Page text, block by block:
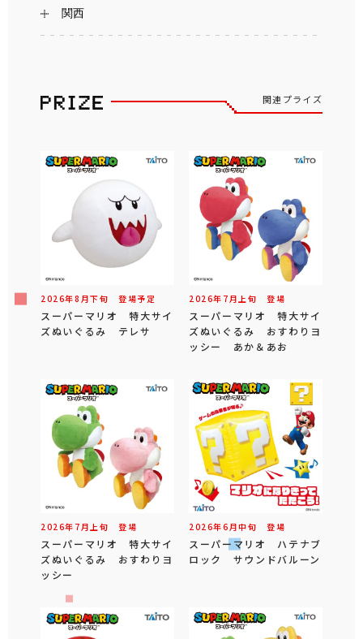
関西
関連プライズ
2026年8 月下旬 登場予定
スーパーマリオ 特大サイ
ズぬいぐるみ テレサ
2026年 7 月 上旬 登場
スーパーマリオ 特大サイ
ズぬいぐるみ おすわりヨ
ッシー あか＆あお
2026年 7 月 上旬 登場
スーパーマリオ 特大サイ
ズぬいぐるみ おすわりヨ
ッシー
2026年6 月中旬 登場
スーパーマリオ ハテナブ
ロック サウンドバルーン